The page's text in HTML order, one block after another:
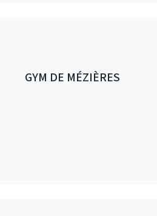
GYM DE MÉZIÈRES